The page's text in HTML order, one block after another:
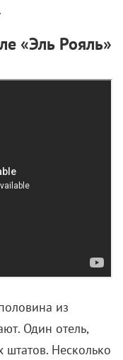
«Эль Рояль»
из
Один отель,
Несколько